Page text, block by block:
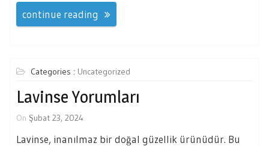
continue reading
Categories : Uncategorized
Lavinse Yorumları
On Şubat 23, 2024
Lavinse, inanılmaz bir doğal güzellik ürünüdür. Bu